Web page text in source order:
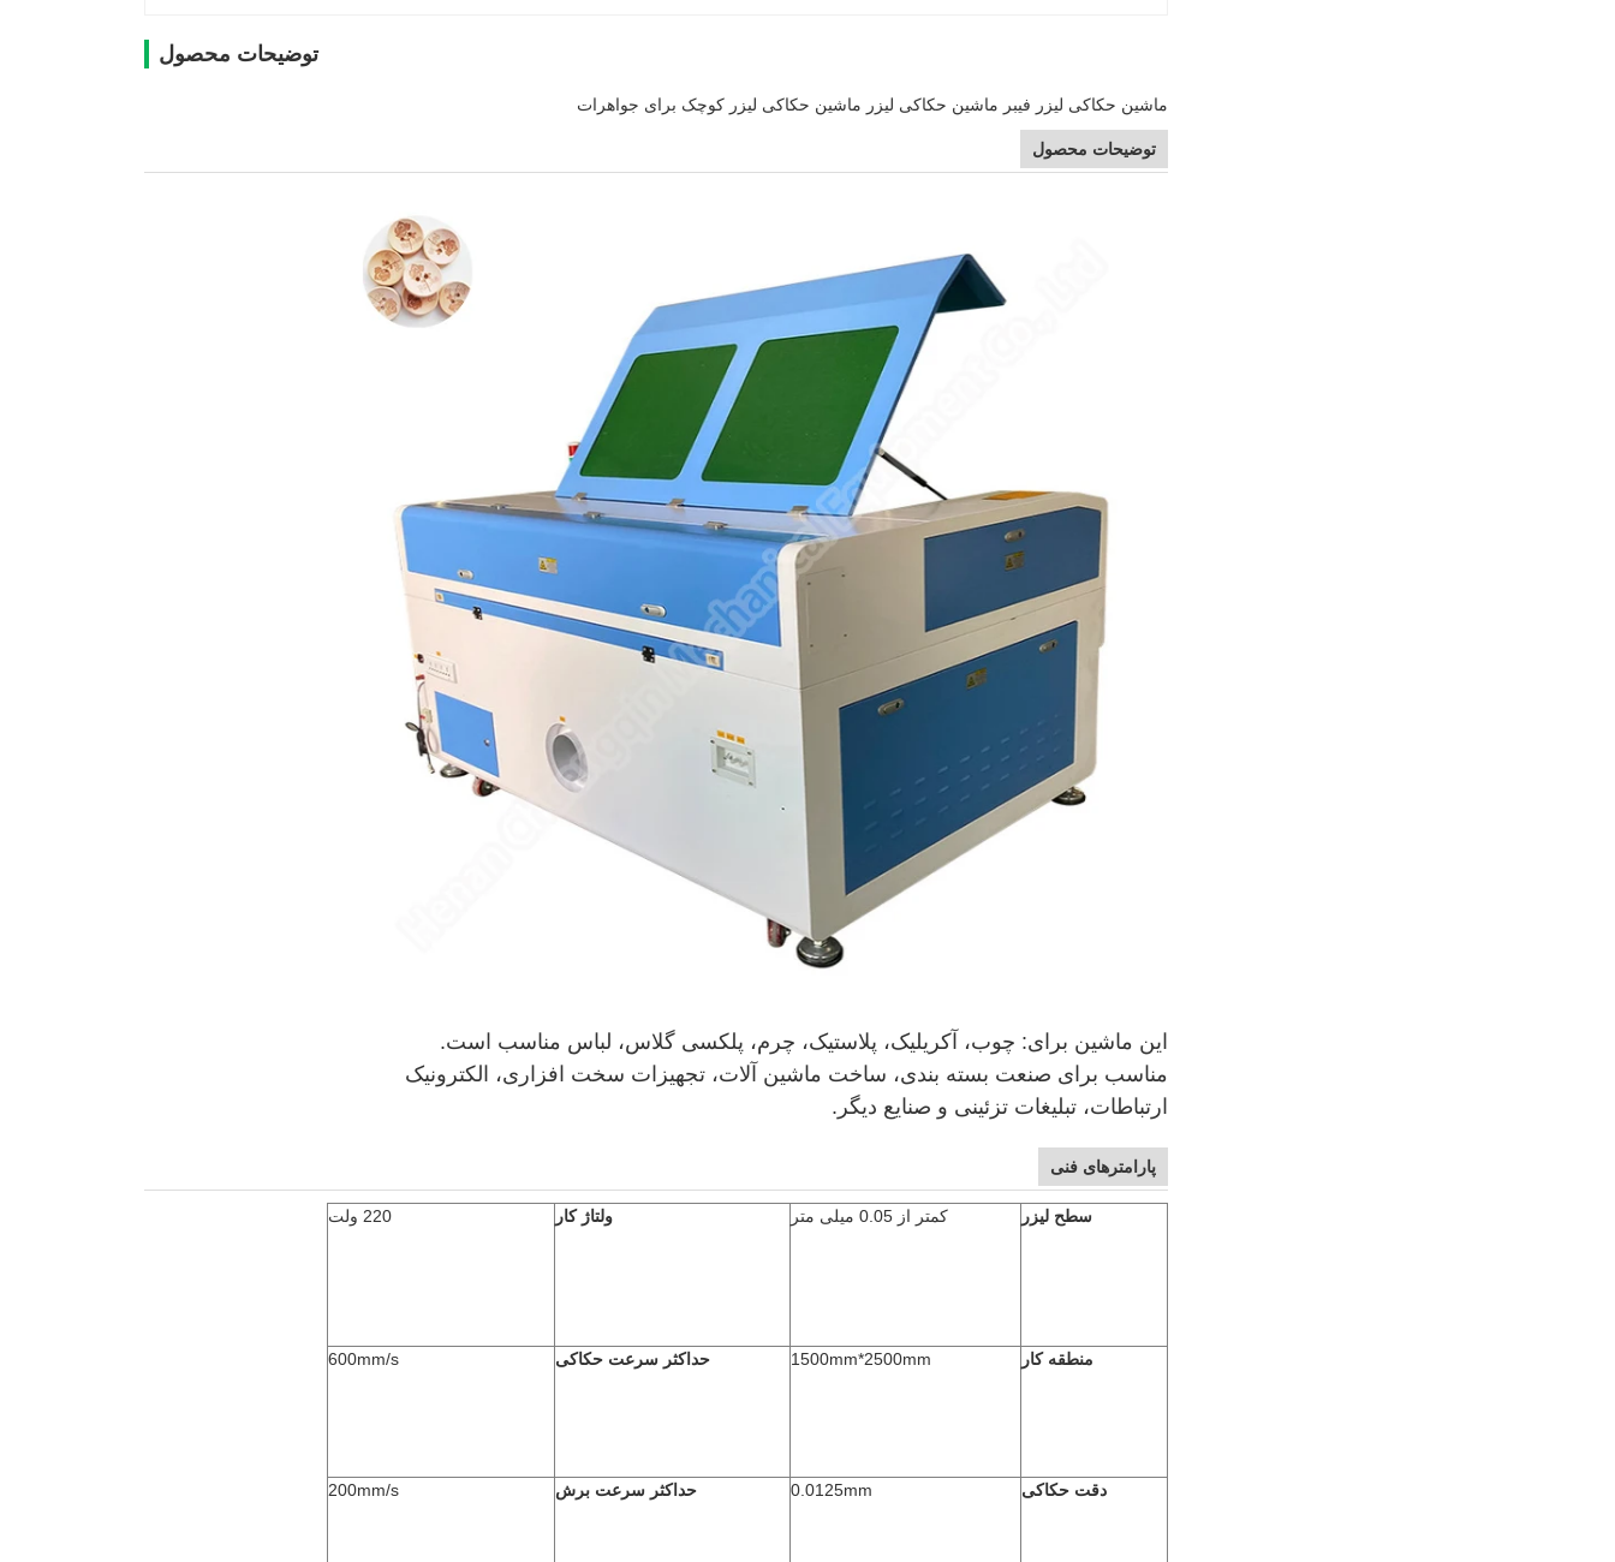
توضیحات محصول
ماشین حکاکی لیزر فیبر ماشین حکاکی لیزر ماشین حکاکی لیزر کوچک برای جواهرات
توضیحات محصول
این ماشین برای: چوب، آکریلیک، پلاستیک، چرم، پلکسی گلاس، لباس مناسب است.
مناسب برای صنعت بسته بندی، ساخت ماشین آلات، تجهیزات سخت افزاری، الکترونیک
ارتباطات، تبلیغات تزئینی و صنایع دیگر.
پارامترهای فنی
سطح لیزر کمتر از 0.05 میلی متر ولتاژ کار 220 ولت
منطقه کار 1500mm*2500mm حداکثر سرعت حکاکی 600mm/s
دقت حکاکی 0.0125mm حداکثر سرعت برش 200mm/s